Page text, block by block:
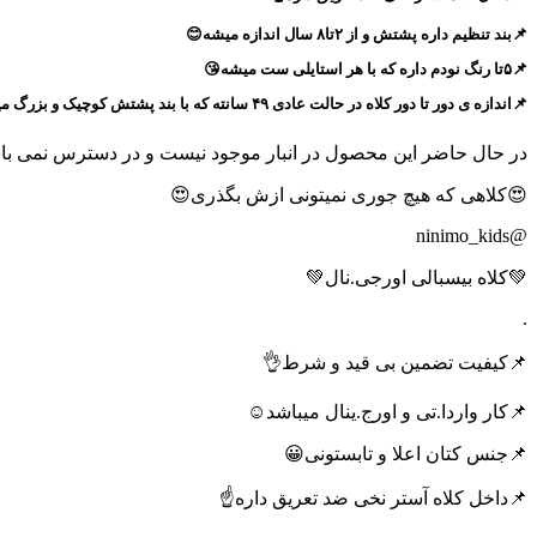
📌بند تنظیم داره پشتش و از ۲تا۸ سال اندازه میشه😊
📌۵تا رنگ نودم داره که با هر استایلی ست میشه😘
📌اندازه ی دور تا دور کلاه در حالت عادی ۴۹ سانته که با بند پشتش کوچیک و بزرگ میشه
در حال حاضر این محصول در انبار موجود نیست و در دسترس نمی
😍کلاهی که هیچ جوری نمیتونی ازش بگذری😍
@ninimo_kids
💚کلاه بیسبالی اورجی.نال💚
.
📌کیفیت تضمین بی قید و شرط👌
📌کار واردا.تی و اورج.ینال میباشد☺️
📌جنس کتان اعلا و تابستونی😀
📌داخل کلاه آستر نخی ضد تعریق داره☝️